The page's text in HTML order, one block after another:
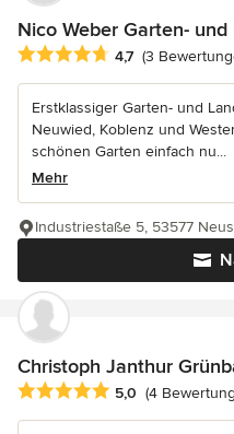
Nico Weber Garten-
Durchschnittliche
4,7 (3
Erstklassiger Garten- und
Neuwied, Koblenz und
schönen Garten einfach nu...
Mehr
Industriestaße 5, 53577
Christoph Janthur
Durchschnittliche
5,0 (4